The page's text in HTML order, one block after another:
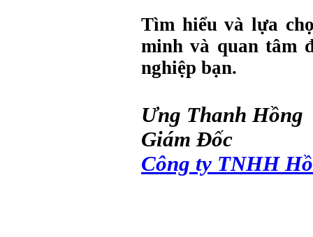
Tìm hiểu và lựa
minh và quan tâm
nghiệp bạn.
Ưng Thanh Hồng
Giám Đốc
Công ty TNHH